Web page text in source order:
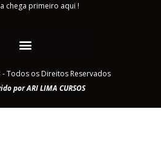
chega primeiro aqui !
Todos os Direitos Reservados
por ARI LIMA CURSOS